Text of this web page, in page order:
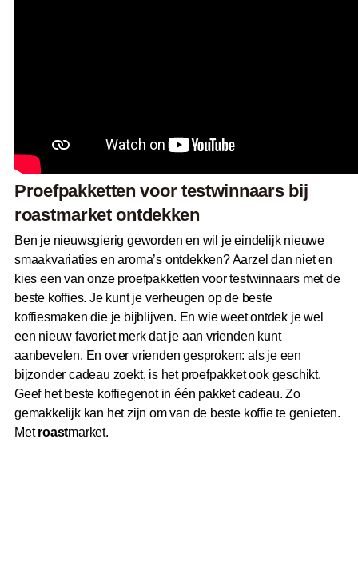
Proefpakketten voor testwinnaars bij
roastmarket ontdekken
Ben je nieuwsgierig geworden en wil je eindelijk nieuwe
smaakvariaties en aroma’s ontdekken? Aarzel dan niet en
kies een van onze proefpakketten voor testwinnaars met de
beste koffies. Je kunt je verheugen op de beste
koffiesmaken die je bijblijven. En wie weet ontdek je wel
een nieuw favoriet merk dat je aan vrienden kunt
aanbevelen. En over vrienden gesproken: als je een
bijzonder cadeau zoekt, is het proefpakket ook geschikt.
Geef het beste koffiegenot in één pakket cadeau. Zo
gemakkelijk kan het zijn om van de beste koffie te genieten.
Metroastmarket.